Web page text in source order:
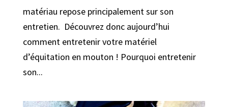
matériau repose principalement sur son
entretien. Découvrez donc aujourd’hui
comment entretenir votre matériel
d’équitation en mouton ! Pourquoi entretenir
son...